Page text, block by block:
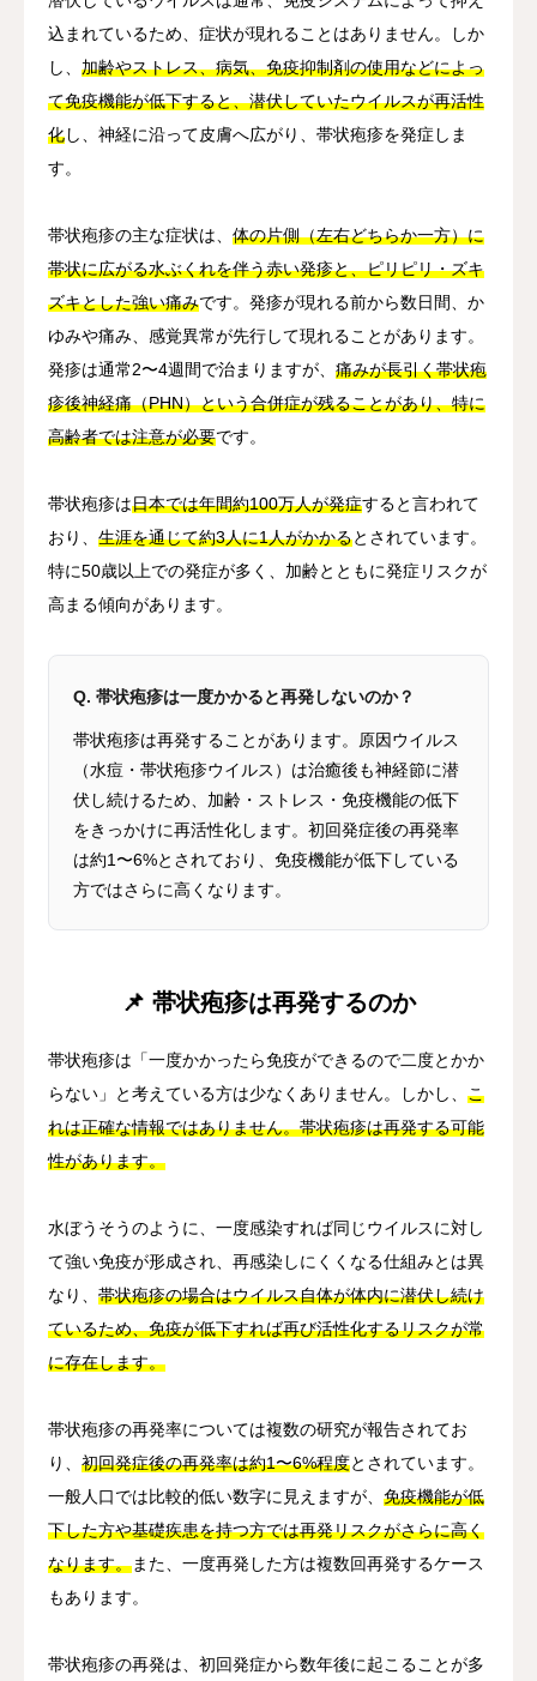
込まれているため、症状が現れることはありません。しか
し、 加齢やストレス、病気、免疫抑制剤の使用などによっ
て免疫機能が低下すると、潜伏していたウイルスが再活性
化し、神経に沿って皮膚へ広がり、帯状疱疹を発症しま
す。
帯状疱疹の主な症状は、 体の片側（左右どちらか一方）に
帯状に広がる水ぶくれを伴う赤い発疹と、ピリピリ・ズキ
ズキとした強い痛みです。発疹が現れる前から数日間、か
ゆみや痛み、感覚異常が先行して現れることがあります。
発疹は通常2〜4週間で治まりますが、 痛みが長引く帯状疱
疹後神経痛（PHN）という合併症が残ることがあり、特に
高齢者では注意が必要です。
帯状疱疹は日本では年間約100万人が発症すると言われて
おり、 生涯を通じて約3人に1人がかかるとされています。
特に50歳以上での発症が多く、加齢とともに発症リスクが
高まる傾向があります。
Q. 帯状疱疹は一度かかると再発しないのか？
帯状疱疹は再発することがあります。原因ウイルス
（水痘・帯状疱疹ウイルス）は治癒後も神経節に潜
伏し続けるため、加齢・ストレス・免疫機能の低下
をきっかけに再活性化します。初回発症後の再発率
は約1〜6%とされており、免疫機能が低下している
方ではさらに高くなります。
📌 帯状疱疹は再発するのか
帯状疱疹は「一度かかったら免疫ができるので二度とかか
らない」と考えている方は少なくありません。しかし、 こ
れは正確な情報ではありません。帯状疱疹は再発する可能
性があります。
水ぼうそうのように、一度感染すれば同じウイルスに対し
て強い免疫が形成され、再感染しにくくなる仕組みとは異
なり、 帯状疱疹の場合はウイルス自体が体内に潜伏し続け
ているため、免疫が低下すれば再び活性化するリスクが常
に存在します。
帯状疱疹の再発率については複数の研究が報告されてお
り、 初回発症後の再発率は約1〜6%程度とされています。
一般人口では比較的低い数字に見えますが、 免疫機能が低
下した方や基礎疾患を持つ方では再発リスクがさらに高く
なります。また、一度再発した方は複数回再発するケース
もあります。
帯状疱疹の再発は、初回発症から数年後に起こることが多